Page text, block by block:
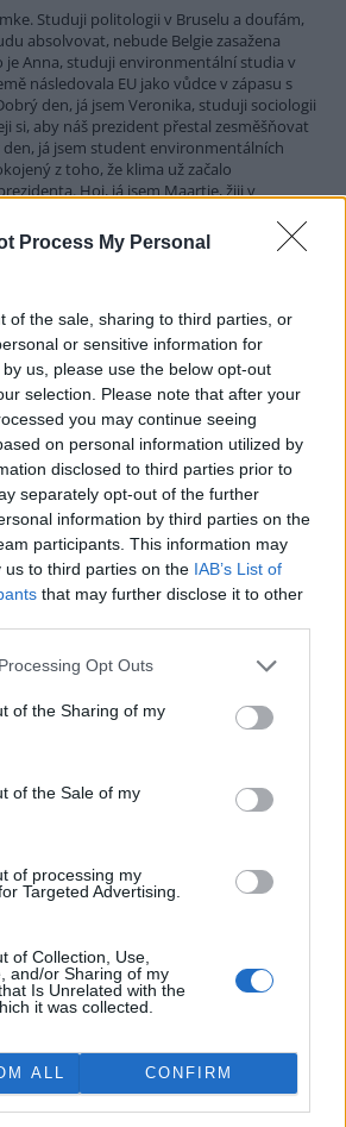
Process My Personal
of the sale, sharing to third parties, or
or sensitive information for
us, please use the below opt-out
selection. Please note that after your
you may continue seeing
on personal information utilized by
disclosed to third parties prior to
separately opt-out of the further
information by third parties on the
participants. This information may
us to third parties on the IAB’s List of
that may further disclose it to other
Opt Outs
of the Sharing of my
of the Sale of my
of processing my
Targeted Advertising.
of Collection, Use,
and/or Sharing of my
Is Unrelated with the
it was collected.
ALL CONFIRM
Studuji politologii v Bruselu a doufám,
absolvovat, nebude Belgie zasažena
Anna, studuji environmentální studia v
následovala EU jako vůdce v zápasu s
den, já jsem Veronika, studuji sociologii
si, aby náš prezident přestal zesměšňovat
já jsem student environmentálních
z toho, že klima už začalo
Hoi, já jsem Maartje, žiji v
moje babička. Já jsem Lavinia a přeji si aby
víc netrpěli sesuvy půdy a povodněmi, které
jména jsou Julia, Ján a Renáta a doufáme,
černým pasažérem v boji s klimatem,
rozvoje svých obnovitelných zdrojů.
a věřím ve změnu z Polska závislého z
energií, solárními a geotermálními
Shenna z Filipín, studentka sociální
můj zájem ponechat malé ostrovy spolu
dědictvím nad hladinou moře…
Svobodová: Problém zvaný
v blízkosti vedení vysokého napětí."
na nákup pozemku pro stavbu
záměru.
ceny elektřiny u nových
elektráren v příštím roce
koncem listopadu zveřejnil cenové
kteří zahájí provoz po 1. lednu příštího
minimální výkupní ceny oproti
V případě těchto nových zdrojů klesnou
s výjimkou těch, kteří využívají tak zvané
rovněž klesne.
lesní stezky
mě poprvé zarazil zvláštní rozpor mezi
bez jakýchkoli pochyb všeobecně